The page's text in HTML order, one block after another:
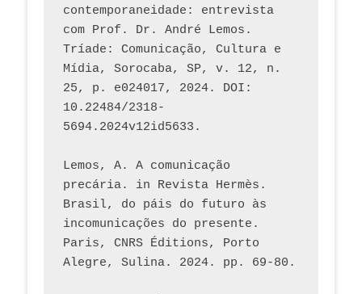
contemporaneidade: entrevista
com Prof. Dr. André Lemos.
Tríade: Comunicação, Cultura e
Mídia, Sorocaba, SP, v. 12, n.
25, p. e024017, 2024. DOI:
10.22484/2318-
5694.2024v12id5633.
Lemos, A. A comunicação
precária. in Revista Hermès.
Brasil, do páis do futuro às
incomunicações do presente.
Paris, CNRS Éditions, Porto